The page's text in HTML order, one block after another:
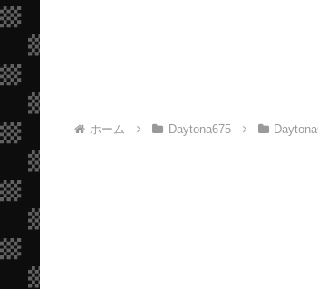
ホーム Daytona675